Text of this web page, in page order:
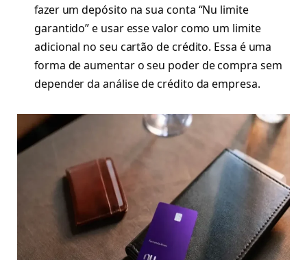
fazer um depósito na sua conta “Nu limite
garantido” e usar esse valor como um limite
adicional no seu cartão de crédito. Essa é uma
forma de aumentar o seu poder de compra sem
depender da análise de crédito da empresa.